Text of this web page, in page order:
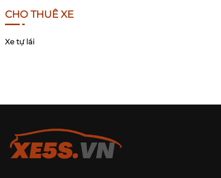
CHO THUÊ XE
Xe tự lái